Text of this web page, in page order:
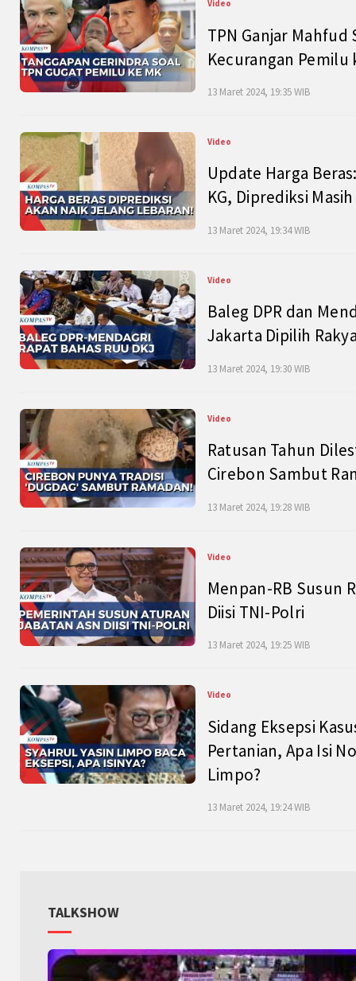
Video
TPN Ganjar Mahfud
Kecurangan Pemilu
13 Maret 2024, 19:35 WIB
Video
Update Harga
KG, Diprediksi
13 Maret 2024, 19:34 WIB
Video
Baleg DPR dan
Jakarta Dipilih
13 Maret 2024, 19:30 WIB
Video
Ratusan Tahun
Cirebon Sambut
13 Maret 2024, 19:28 WIB
Video
Menpan-RB Susun
Diisi TNI-Polri
13 Maret 2024, 19:25 WIB
Video
Sidang Eksepsi
Pertanian, Apa Isi
Limpo?
13 Maret 2024, 19:24 WIB
TALKSHOW